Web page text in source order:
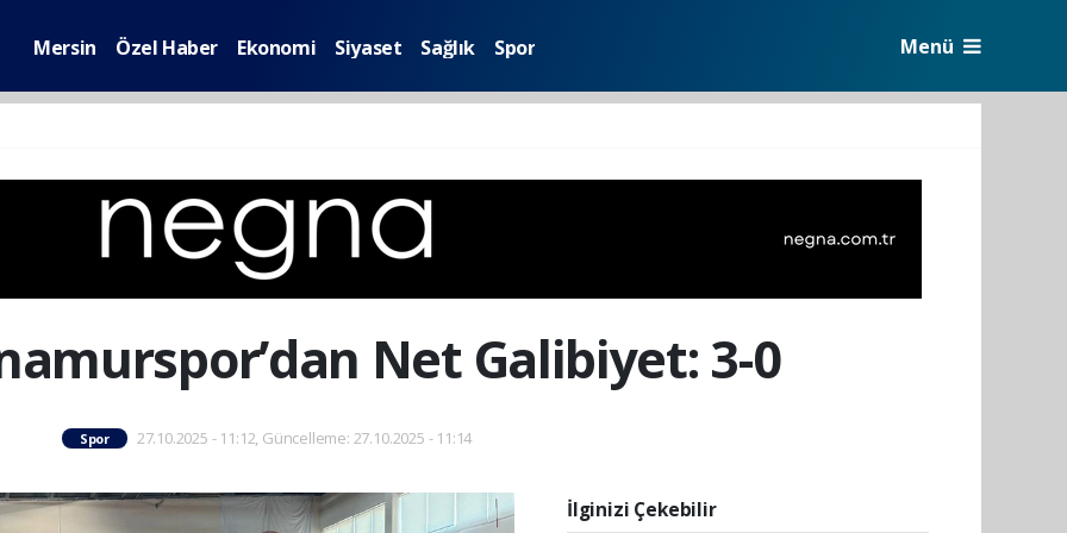
Mersin Özel Haber Ekonomi Siyaset Sağlık Spor Menü
Net Galibiyet: 3-0
Spor 27.10.2025 - 11:12, Güncelleme: 27.10.2025 - 11:14
İlginizi Çekebilir